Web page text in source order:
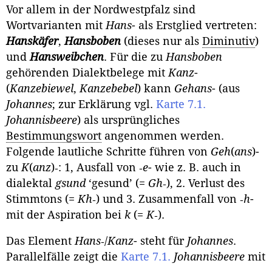
Vor allem in der Nordwestpfalz sind
Wortvarianten mit Hans- als Erst­glied vertreten:
Hanskäfer,Hansboben(dieses nur als Diminutiv)
undHansweibchen. Für die zu Hansboben
gehörenden Dialektbelege mit Kanz-
(Kanzebiewel, Kanzebebel) kann Gehans- (aus
Johannes; zur Erklärung vgl. Karte 7.1.
Johannisbeere) als ursprüngliches
Bestimmungswort angenom­men werden.
Folgende lautliche Schritte führen von Geh(ans)-
zu K(anz)‑: 1, Ausfall von ‑e- wie z. B. auch in
dialektal gsund‘gesund’ (= Gh‑), 2. Verlust des
Stimmtons (= Kh‑) und 3. Zusammenfall von ‑h-
mit der Aspiration bei k(= K‑).
Das ElementHans‑/Kanz- steht für Johannes.
Parallelfälle zeigt die Karte 7.1. Johannisbeere mit